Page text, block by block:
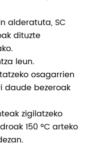
alderatuta, SC
dituzte
leun.
osagarrien
daude bezeroak
zigilatzeko
150 °C arteko